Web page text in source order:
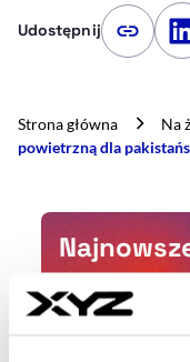
Udostępnij Kopiuj
Strona główna Na
powietrzną dla